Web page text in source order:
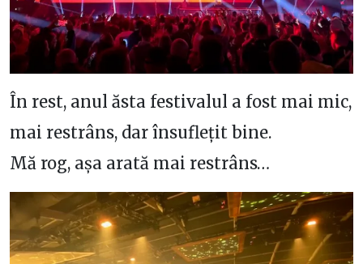
În rest, anul ăsta festivalul a fost mai mic,
mai restrâns, dar însuflețit bine.
Mă rog, așa arată mai restrâns…